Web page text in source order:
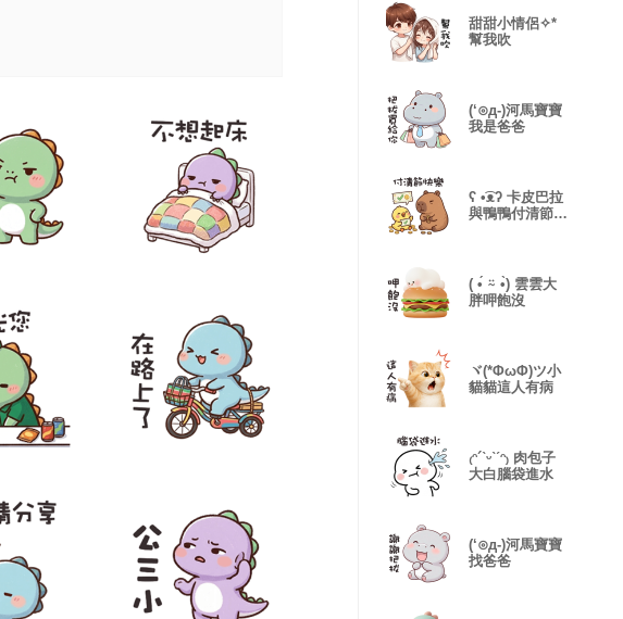
甜甜小情侶✧*
幫我吹
(‘⊙д-)河馬寶寶
我是爸爸
ʕ •͡ᴥʔ 卡皮巴拉
與鴨鴨付清節快
( •́ ⍨ •̀) 雲雲大
胖呷飽沒
ヾ(*ΦωΦ)ツ小
貓貓這人有病
₍ᵔ´ˋᵕˋˊᵔ₎ 肉包子
大白腦袋進水
(‘⊙д-)河馬寶寶
找爸爸